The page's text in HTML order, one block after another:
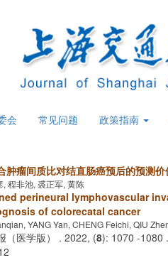
会 常见问题 政策指南
肿瘤间质比对结直肠癌预后的预测价
, 程非池, 裘正军, 黄陈
perineural lymphovascular
of colorecatal cancer
YANG Yan, CHENG Feichi, QIU
（医学版） . 2022, (8): 1070 -1080